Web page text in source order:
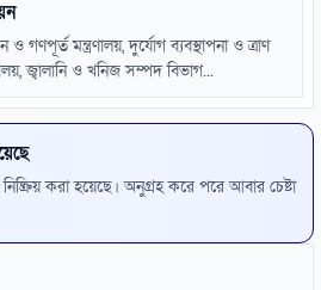
ও গণপূর্ত মন্ত্রণালয়, দুর্যোগ ব্যবস্থাপনা ও ত্রাণ
জ্বালানি ও খনিজ সম্পদ বিভাগ...
নিষ্ক্রিয় করা হয়েছে। অনুগ্রহ করে পরে আবার চেষ্টা